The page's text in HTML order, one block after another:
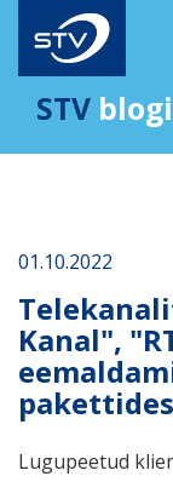
STV blogi
01.10.2022
Kanal",
Lugupeetud